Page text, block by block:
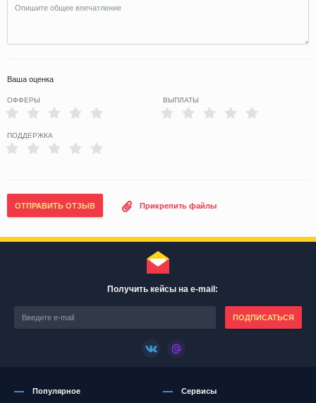
Ваша оценка
ОФФЕРЫ ВЫПЛАТЫ
ПОДДЕРЖКА
ОТПРАВИТЬ ОТЗЫВ Прикрепить файлы
Получить кейсы на e-mail:
ПОДПИСАТЬСЯ
Популярное Сервисы